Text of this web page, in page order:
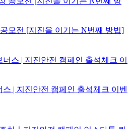
모전 [지진을 이기는 N번째 방법]
| 지진안전 캠페인 출석체크 이벤